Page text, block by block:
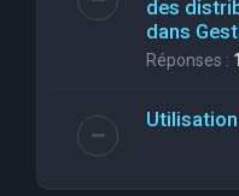
des
dans
Réponses : 1